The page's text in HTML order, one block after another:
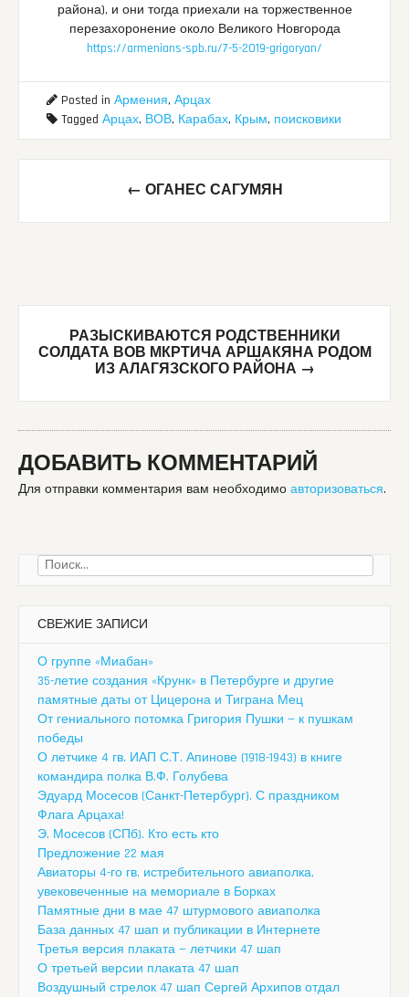
района), и они тогда приехали на торжественное
перезахоронение около Великого Новгорода
https://armenians-spb.ru/7-5-2019-grigoryan/
Posted in Армения, Арцах
Tagged Арцах, ВОВ, Карабах, Крым, поисковики
navigation
← ОГАНЕС САГУМЯН
РАЗЫСКИВАЮТСЯ РОДСТВЕННИКИ
СОЛДАТА ВОВ МКРТИЧА АРШАКЯНА РОДОМ
ИЗ АЛАГЯЗСКОГО РАЙОНА →
ДОБАВИТЬ КОММЕНТАРИЙ
Для отправки комментария вам необходимо авторизоваться.
Найти:
СВЕЖИЕ ЗАПИСИ
О группе «Миабан»
35-летие создания «Крунк» в Петербурге и другие
памятные даты от Цицерона и Тиграна Мец
От гениального потомка Григория Пушки — к пушкам
победы
О летчике 4 гв. ИАП С.Т. Апинове (1918-1943) в книге
командира полка В.Ф. Голубева
Эдуард Мосесов (Санкт-Петербург). С праздником
Флага Арцаха!
Э. Мосесов (СПб). Кто есть кто
Предложение 22 мая
Авиаторы 4-го гв. истребительного авиаполка,
увековеченные на мемориале в Борках
Памятные дни в мае 47 штурмового авиаполка
База данных 47 шап и публикации в Интернете
Третья версия плаката — летчики 47 шап
О третьей версии плаката 47 шап
Воздушный стрелок 47 шап Сергей Архипов отдал